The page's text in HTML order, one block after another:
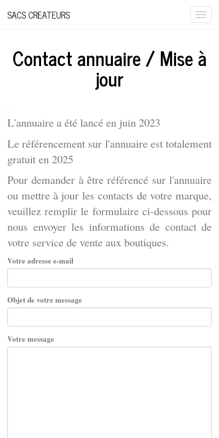
SACS CREATEURS
Contact annuaire / Mise à
jour
L'annuaire a été lancé en juin 2023
Le référencement sur l'annuaire est totalement
gratuit en 2025
Pour demander à être référencé sur l'annuaire
ou mettre à jour les contacts de votre marque,
veuillez remplir le formulaire ci-dessous pour
nous envoyer les informations de contact de
votre service de vente aux boutiques.
Votre adresse e-mail
Objet de votre message
Votre message